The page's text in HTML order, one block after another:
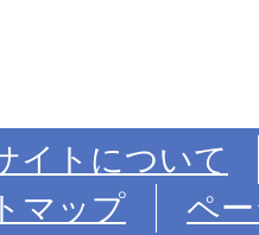
イトについて
マップ
ペ